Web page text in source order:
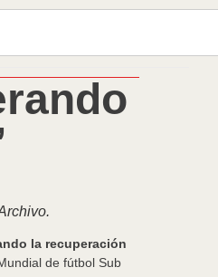
la recuperación
de fútbol Sub